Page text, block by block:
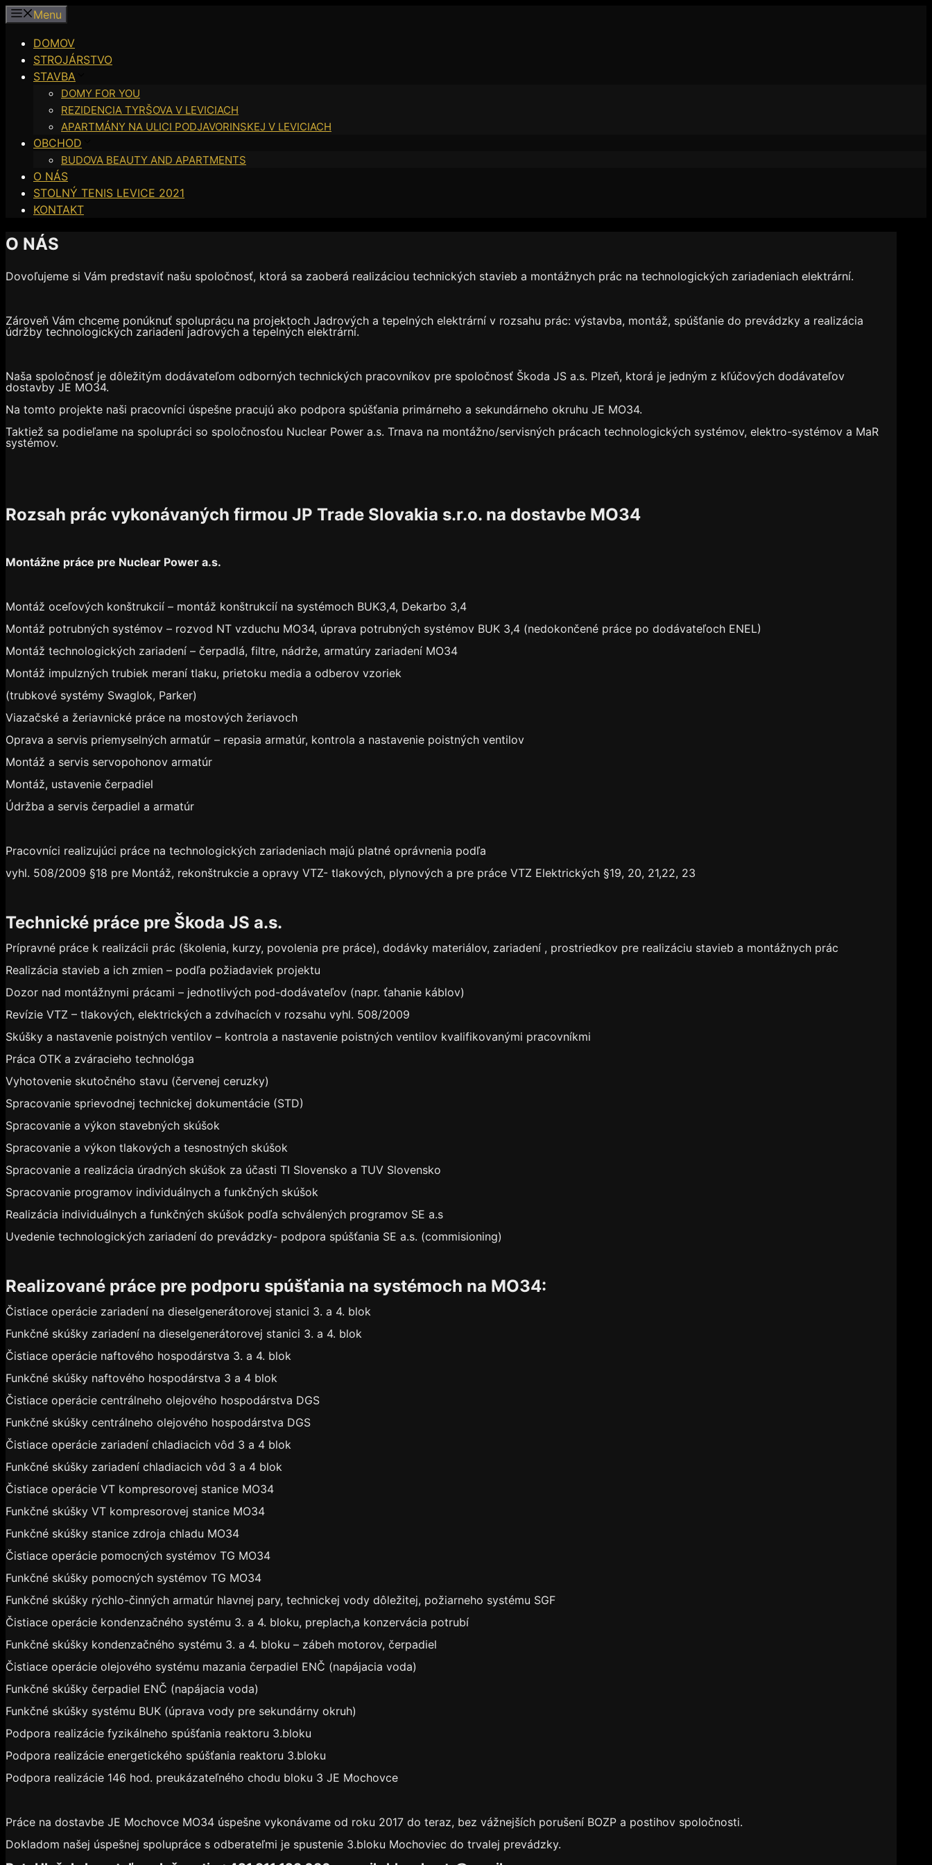
Preskočiť
obsah
Menu
DOMOV
STROJÁRSTVO
STAVBA
DOMY FOR YOU
REZIDENCIA TYRŠOVA V LEVICIACH
APARTMÁNY NA ULICI PODJAVORINSKEJ V LEVICIACH
OBCHOD
BUDOVA BEAUTY AND APARTMENTS
O NÁS
STOLNÝ TENIS LEVICE 2021
KONTAKT
O NÁS
Dovoľujeme si Vám predstaviť našu spoločnosť, ktorá sa zaoberá realizáciou technických stavieb a montážnych prác na technologických zariadeniach elektrární.
Zároveň Vám chceme ponúknuť spoluprácu na projektoch Jadrových a tepelných elektrární v rozsahu prác: výstavba, montáž, spúšťanie do prevádzky a realizácia
údržby technologických zariadení jadrových a tepelných elektrární.
Naša spoločnosť je dôležitým dodávateľom odborných technických pracovníkov pre spoločnosť Škoda JS a.s. Plzeň, ktorá je jedným z kľúčových dodávateľov
dostavby JE MO34.
Na tomto projekte naši pracovníci úspešne pracujú ako podpora spúšťania primárneho a sekundárneho okruhu JE MO34.
Taktiež sa podieľame na spolupráci so spoločnosťou Nuclear Power a.s. Trnava na montážno/servisných prácach technologických systémov, elektro-systémov a MaR
systémov.
Rozsah prác vykonávaných firmou JP Trade Slovakia s.r.o. na dostavbe MO34
Montážne práce pre Nuclear Power a.s.
Montáž oceľových konštrukcií – montáž konštrukcií na systémoch BUK3,4, Dekarbo 3,4
Montáž potrubných systémov – rozvod NT vzduchu MO34, úprava potrubných systémov BUK 3,4 (nedokončené práce po dodávateľoch ENEL)
Montáž technologických zariadení – čerpadlá, filtre, nádrže, armatúry zariadení MO34
Montáž impulzných trubiek meraní tlaku, prietoku media a odberov vzoriek
(trubkové systémy Swaglok, Parker)
Viazačské a žeriavnické práce na mostových žeriavoch
Oprava a servis priemyselných armatúr – repasia armatúr, kontrola a nastavenie poistných ventilov
Montáž a servis servopohonov armatúr
Montáž, ustavenie čerpadiel
Údržba a servis čerpadiel a armatúr
Pracovníci realizujúci práce na technologických zariadeniach majú platné oprávnenia podľa
vyhl. 508/2009 §18 pre Montáž, rekonštrukcie a opravy VTZ- tlakových, plynových a pre práce VTZ Elektrických §19, 20, 21,22, 23
Technické práce pre Škoda JS a.s.
Prípravné práce k realizácii prác (školenia, kurzy, povolenia pre práce), dodávky materiálov, zariadení , prostriedkov pre realizáciu stavieb a montážnych prác
Realizácia stavieb a ich zmien – podľa požiadaviek projektu
Dozor nad montážnymi prácami – jednotlivých pod-dodávateľov (napr. ťahanie káblov)
Revízie VTZ – tlakových, elektrických a zdvíhacích v rozsahu vyhl. 508/2009
Skúšky a nastavenie poistných ventilov – kontrola a nastavenie poistných ventilov kvalifikovanými pracovníkmi
Práca OTK a zváracieho technológa
Vyhotovenie skutočného stavu (červenej ceruzky)
Spracovanie sprievodnej technickej dokumentácie (STD)
Spracovanie a výkon stavebných skúšok
Spracovanie a výkon tlakových a tesnostných skúšok
Spracovanie a realizácia úradných skúšok za účasti TI Slovensko a TUV Slovensko
Spracovanie programov individuálnych a funkčných skúšok
Realizácia individuálnych a funkčných skúšok podľa schválených programov SE a.s
Uvedenie technologických zariadení do prevádzky- podpora spúšťania SE a.s. (commisioning)
Realizované práce pre podporu spúšťania na systémoch na MO34:
Čistiace operácie zariadení na dieselgenerátorovej stanici 3. a 4. blok
Funkčné skúšky zariadení na dieselgenerátorovej stanici 3. a 4. blok
Čistiace operácie naftového hospodárstva 3. a 4. blok
Funkčné skúšky naftového hospodárstva 3 a 4 blok
Čistiace operácie centrálneho olejového hospodárstva DGS
Funkčné skúšky centrálneho olejového hospodárstva DGS
Čistiace operácie zariadení chladiacich vôd 3 a 4 blok
Funkčné skúšky zariadení chladiacich vôd 3 a 4 blok
Čistiace operácie VT kompresorovej stanice MO34
Funkčné skúšky VT kompresorovej stanice MO34
Funkčné skúšky stanice zdroja chladu MO34
Čistiace operácie pomocných systémov TG MO34
Funkčné skúšky pomocných systémov TG MO34
Funkčné skúšky rýchlo-činných armatúr hlavnej pary, technickej vody dôležitej, požiarneho systému SGF
Čistiace operácie kondenzačného systému 3. a 4. bloku, preplach,a konzervácia potrubí
Funkčné skúšky kondenzačného systému 3. a 4. bloku – zábeh motorov, čerpadiel
Čistiace operácie olejového systému mazania čerpadiel ENČ (napájacia voda)
Funkčné skúšky čerpadiel ENČ (napájacia voda)
Funkčné skúšky systému BUK (úprava vody pre sekundárny okruh)
Podpora realizácie fyzikálneho spúšťania reaktoru 3.bloku
Podpora realizácie energetického spúšťania reaktoru 3.bloku
Podpora realizácie 146 hod. preukázateľného chodu bloku 3 JE Mochovce
Práce na dostavbe JE Mochovce MO34 úspešne vykonávame od roku 2017 do teraz, bez vážnejších porušení BOZP a postihov spoločnosti.
Dokladom našej úspešnej spolupráce s odberateľmi je spustenie 3.bloku Mochoviec do trvalej prevádzky.